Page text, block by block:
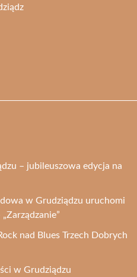
– jubileuszowa edycja na
w Grudziądzu uruchomi
nad Blues Trzech Dobrych
w Grudziądzu